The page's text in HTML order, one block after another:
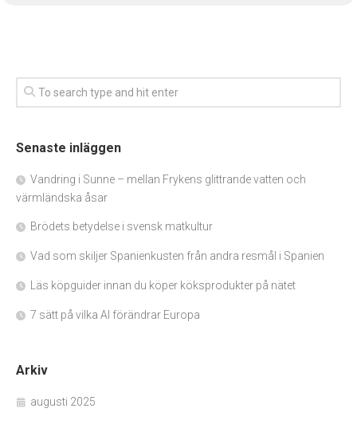
Senaste inläggen
Vandring i Sunne – mellan Frykens glittrande vatten och
värmländska åsar
Brödets betydelse i svensk matkultur
Vad som skiljer Spanienkusten från andra resmål i Spanien
Läs köpguider innan du köper köksprodukter på nätet
7 sätt på vilka AI förändrar Europa
Arkiv
augusti 2025